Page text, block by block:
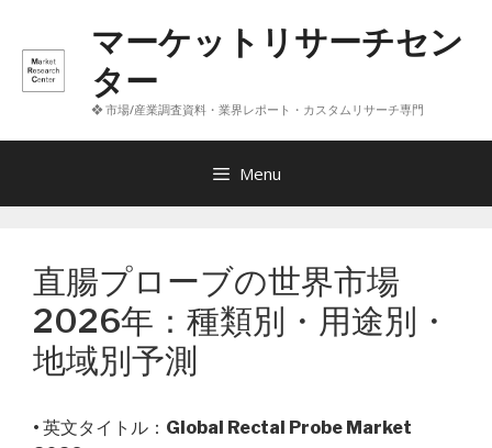
へ
マーケットリサーチセン
ター
❖ 市場/産業調査資料・業界レポート・カスタムリサーチ専門
Menu
直腸プローブの世界市場
2026年：種類別・用途別・
地域別予測
• 英文タイトル： Global Rectal Probe Market